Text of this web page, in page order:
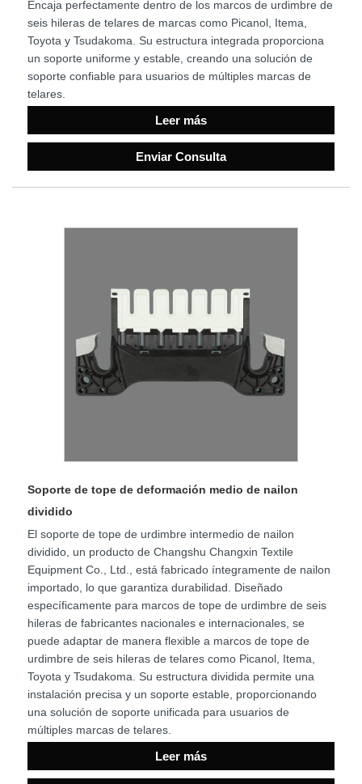
Encaja perfectamente dentro de los marcos de urdimbre de
seis hileras de telares de marcas como Picanol, Itema,
Toyota y Tsudakoma. Su estructura integrada proporciona
un soporte uniforme y estable, creando una solución de
soporte confiable para usuarios de múltiples marcas de
telares.
Leer más
Enviar Consulta
Soporte de tope de deformación medio de nailon
dividido
El soporte de tope de urdimbre intermedio de nailon
dividido, un producto de Changshu Changxin Textile
Equipment Co., Ltd., está fabricado íntegramente de nailon
importado, lo que garantiza durabilidad. Diseñado
específicamente para marcos de tope de urdimbre de seis
hileras de fabricantes nacionales e internacionales, se
puede adaptar de manera flexible a marcos de tope de
urdimbre de seis hileras de telares como Picanol, Itema,
Toyota y Tsudakoma. Su estructura dividida permite una
instalación precisa y un soporte estable, proporcionando
una solución de soporte unificada para usuarios de
múltiples marcas de telares.
Leer más